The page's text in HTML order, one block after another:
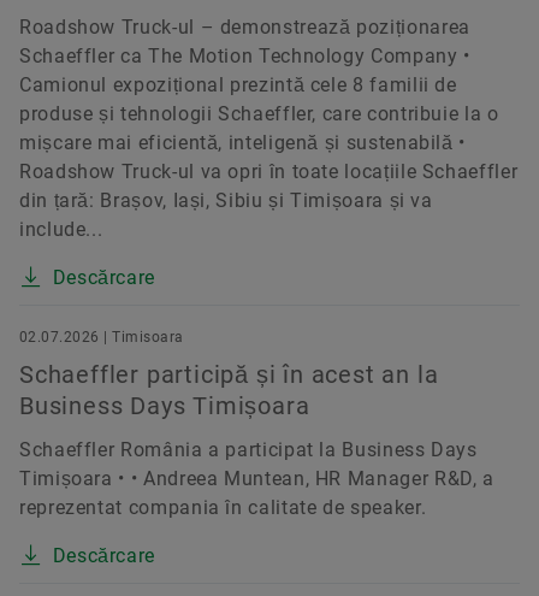
Roadshow Truck-ul – demonstrează poziționarea
Schaeffler ca The Motion Technology Company •
Camionul expozițional prezintă cele 8 familii de
produse și tehnologii Schaeffler, care contribuie la o
mișcare mai eficientă, inteligenă și sustenabilă •
Roadshow Truck-ul va opri în toate locațiile Schaeffler
din țară: Brașov, Iași, Sibiu și Timișoara și va
include...
Descărcare
02.07.2026 | Timisoara
Schaeffler participă și în acest an la
Business Days Timișoara
Schaeffler România a participat la Business Days
Timișoara • • Andreea Muntean, HR Manager R&D, a
reprezentat compania în calitate de speaker.
Descărcare